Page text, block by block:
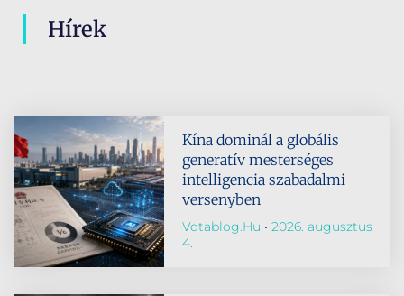
Hírek
Kína dominál a globális
generatív mesterséges
intelligencia szabadalmi
versenyben
Vdtablog.hu
2026. augusztus
4.